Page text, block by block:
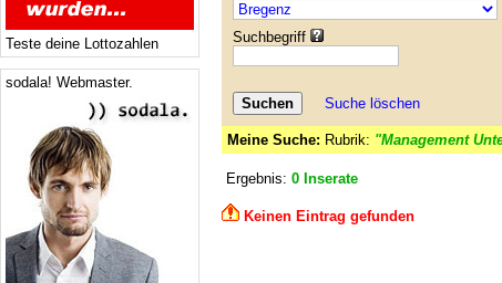
Teste deine Lottozahlen
sodala! Webmaster.
Suchbegriff
Suche löschen
Meine Suche: Rubrik: "Management
Ergebnis: 0 Inserate
Keinen Eintrag gefunden